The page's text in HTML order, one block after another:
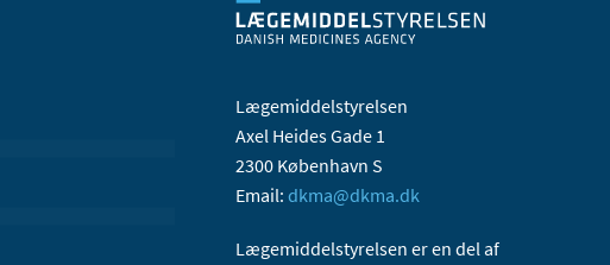
Lægemiddelstyrelsen
Axel Heides Gade 1
2300 København S
Email: dkma@dkma.dk
Lægemiddelstyrelsen er en del af